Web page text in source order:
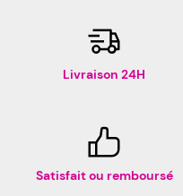
Livraison 24H
Satisfait ou remboursé